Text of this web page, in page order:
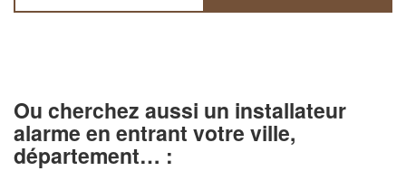
Ou cherchez aussi un installateur
alarme en entrant votre ville,
département… :